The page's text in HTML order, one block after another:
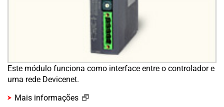
Este módulo funciona como interface entre o controlador e
uma rede Devicenet.
Mais informações